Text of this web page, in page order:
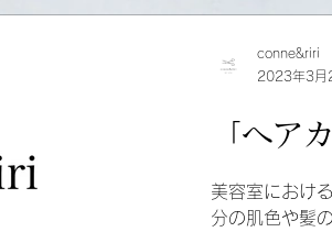
アムヘアを手
「ヘア
美容室におけ
分の肌色や髪
conne&riri
2023年3月